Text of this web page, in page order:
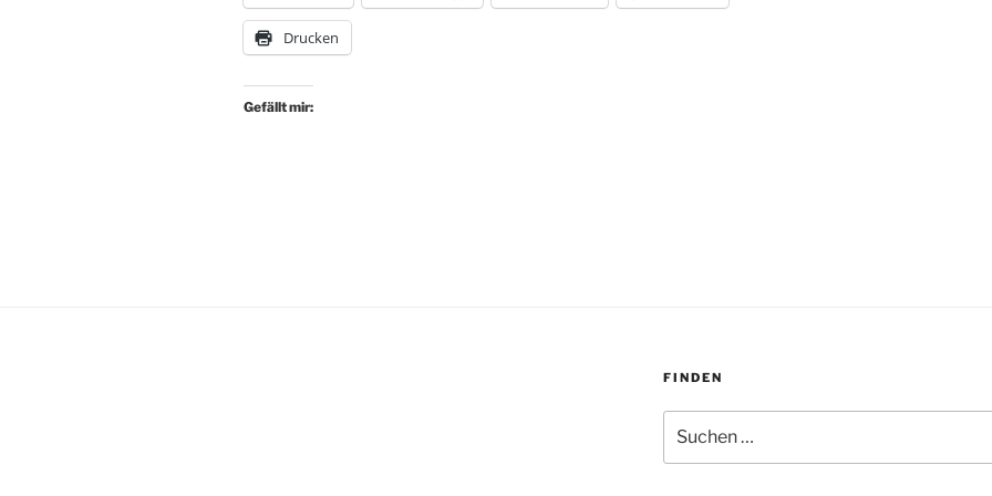
Drucken
Gefällt mir:
FINDEN
nach: